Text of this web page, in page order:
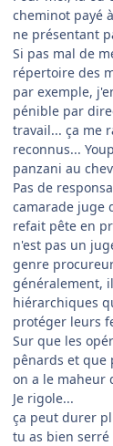
cheminot payé
ne présentant
Si pas mal de
répertoire des
par exemple,
pénible par
travail... ça me
reconnus...
panzani au
Pas de
camarade juge
refait pête en
n'est pas un
genre
généralement,
hiérarchiques
protéger leurs
Sur que les
pênards et que
on a le maheur
Je rigole...
ça peut durer
tu as bien